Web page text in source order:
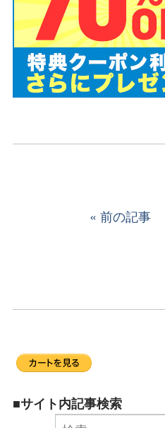
前の記事
■サイト内記事検索